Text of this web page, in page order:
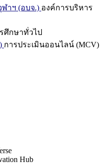
าฯ (อบจ.) องค์การบริหาร
ศึกษาทั่วไป
การประเมินออนไลน์ (MCV)
Hub